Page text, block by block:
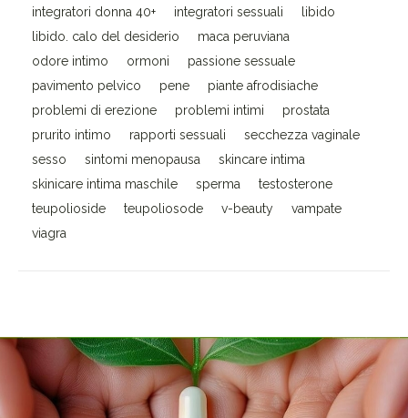
integratori donna 40+
integratori sessuali
libido
libido. calo del desiderio
maca peruviana
odore intimo
ormoni
passione sessuale
pavimento pelvico
pene
piante afrodisiache
problemi di erezione
problemi intimi
prostata
prurito intimo
rapporti sessuali
secchezza vaginale
sesso
sintomi menopausa
skincare intima
skinicare intima maschile
sperma
testosterone
teupolioside
teupoliosode v-beauty
vampate
viagra